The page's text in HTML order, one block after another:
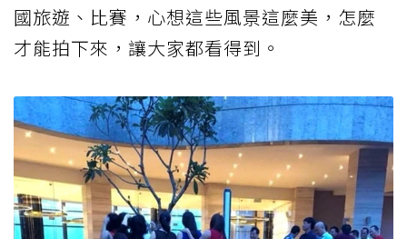
國旅遊、比賽，心想這些風景這麼美，怎麼
才能拍下來，讓大家都看得到。